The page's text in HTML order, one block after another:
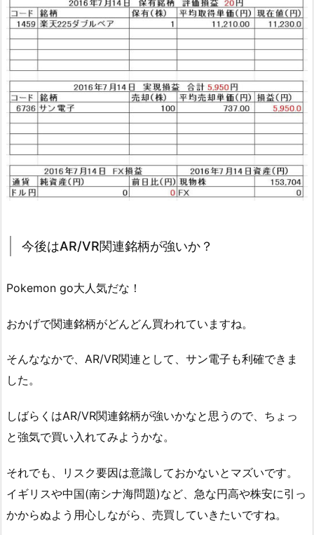
今後はAR/VR関連銘柄が強いか？
Pokemon go大人気だな！
おかげで関連銘柄がどんどん買われていますね。
そんななかで、AR/VR関連として、サン電子も利確できま
した。
しばらくはAR/VR関連銘柄が強いかなと思うので、ちょっ
と強気で買い入れてみようかな。
それでも、リスク要因は意識しておかないとマズいです。
イギリスや中国(南シナ海問題)など、急な円高や株安に引っ
かからぬよう用心しながら、売買していきたいですね。